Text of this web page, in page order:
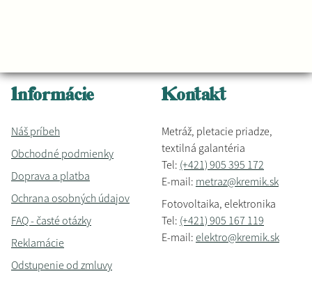
Informácie
Náš príbeh
Obchodné podmienky
Doprava a platba
Ochrana osobných údajov
FAQ - časté otázky
Reklamácie
Odstupenie od zmluvy
Kontakt
Metráž, pletacie priadze,
textilná galantéria
Tel: (+421) 905 395 172
E-mail: metraz@kremik.sk
Fotovoltaika, elektronika
Tel: (+421) 905 167 119
E-mail: elektro@kremik.sk